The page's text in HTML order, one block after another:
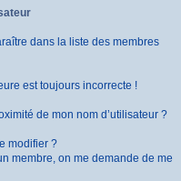
dans la liste des membres
est toujours incorrecte !
de mon nom d’utilisateur ?
modifier ?
membre, on me demande de me